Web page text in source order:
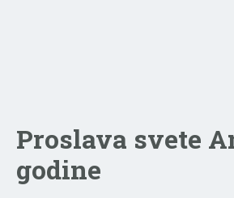
Proslava svete
godine